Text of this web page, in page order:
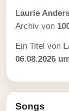
Laurie
Archiv von
Ein Titel von
06.08.2026
Songs